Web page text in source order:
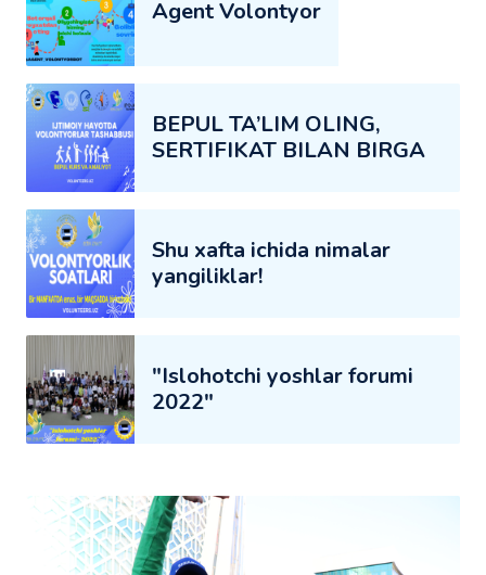
Agent Volontyor
BEPUL TA’LIM OLING,
SERTIFIKAT BILAN BIRGA
Shu xafta ichida nimalar
yangiliklar!
"Islohotchi yoshlar forumi
2022"